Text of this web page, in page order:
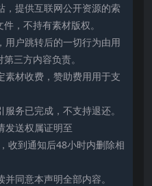
，提供互联网公开资源的索
，不持有素材版权。
用户跳转后的一切行为由用
三方内容负责。
素材收费，赞助费用用于支
务已完成，不支持退还。
发送权属证明至
到通知后48小时内删除相
同意本声明全部内容。